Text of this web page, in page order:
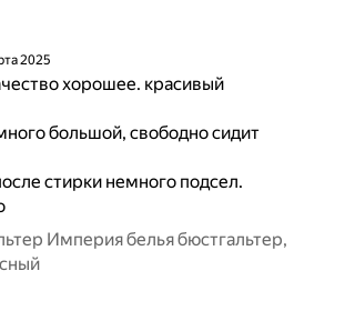
2025
хорошее. красивый
большой, свободно сидит
стирки немного подсел.
Империя белья бюстгальтер,